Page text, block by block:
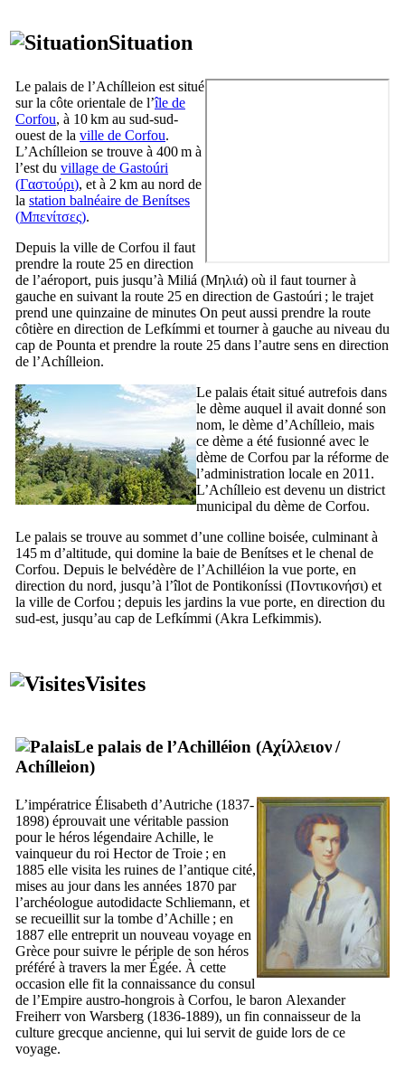
Situation
Le palais de l’Achílleion est situé
sur la côte orientale de l’île de
Corfou, à 10 km au sud-sud-
ouest de la ville de Corfou.
L’Achílleion se trouve à 400 m à
l’est du village de Gastoúri
(Γαστούρι), et à 2 km au nord de
la station balnéaire de Benítses
(Μπενίτσες).
Depuis la ville de Corfou il faut
prendre la route 25 en direction
de l’aéroport, puis jusqu’à Miliá (Μηλιά) où il faut tourner à
gauche en suivant la route 25 en direction de Gastoúri ; le trajet
prend une quinzaine de minutes On peut aussi prendre la route
côtière en direction de Lefkímmi et tourner à gauche au niveau du
cap de Pounta et prendre la route 25 dans l’autre sens en direction
de l’Achílleion.
Le palais était situé autrefois dans
le dème auquel il avait donné son
nom, le dème d’Achílleio, mais
ce dème a été fusionné avec le
dème de Corfou par la réforme de
l’administration locale en 2011.
L’Achílleio est devenu un district
municipal du dème de Corfou.
Le palais se trouve au sommet d’une colline boisée, culminant à
145 m d’altitude, qui domine la baie de Benítses et le chenal de
Corfou. Depuis le belvédère de l’Achilléion la vue porte, en
direction du nord, jusqu’à l’îlot de Pontikoníssi (Ποντικονήσι) et
la ville de Corfou ; depuis les jardins la vue porte, en direction du
sud-est, jusqu’au cap de Lefkímmi (Akra Lefkimmis).
Visites
Le palais de l’Achilléion (Αχίλλειον/
Achílleion)
L’impératrice Élisabeth d’Autriche (1837-
1898) éprouvait une véritable passion
pour le héros légendaire Achille, le
vainqueur du roi Hector de Troie ; en
1885 elle visita les ruines de l’antique cité,
mises au jour dans les années 1870 par
l’archéologue autodidacte Schliemann, et
se recueillit sur la tombe d’Achille ; en
1887 elle entreprit un nouveau voyage en
Grèce pour suivre le périple de son héros
préféré à travers la mer Égée. À cette
occasion elle fit la connaissance du consul
de l’Empire austro-hongrois à Corfou, le baron Alexander
Freiherr von Warsberg (1836-1889), un fin connaisseur de la
culture grecque ancienne, qui lui servit de guide lors de ce
voyage.